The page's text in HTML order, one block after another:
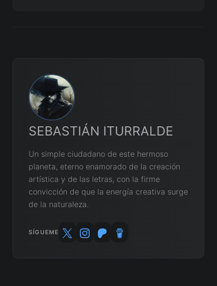
SEBASTIÁN ITURRALDE
Un simple ciudadano de este hermoso
planeta, eterno enamorado de la creación
artística y de las letras, con la firme
convicción de que la energía creativa surge
de la naturaleza.
SÍGUEME